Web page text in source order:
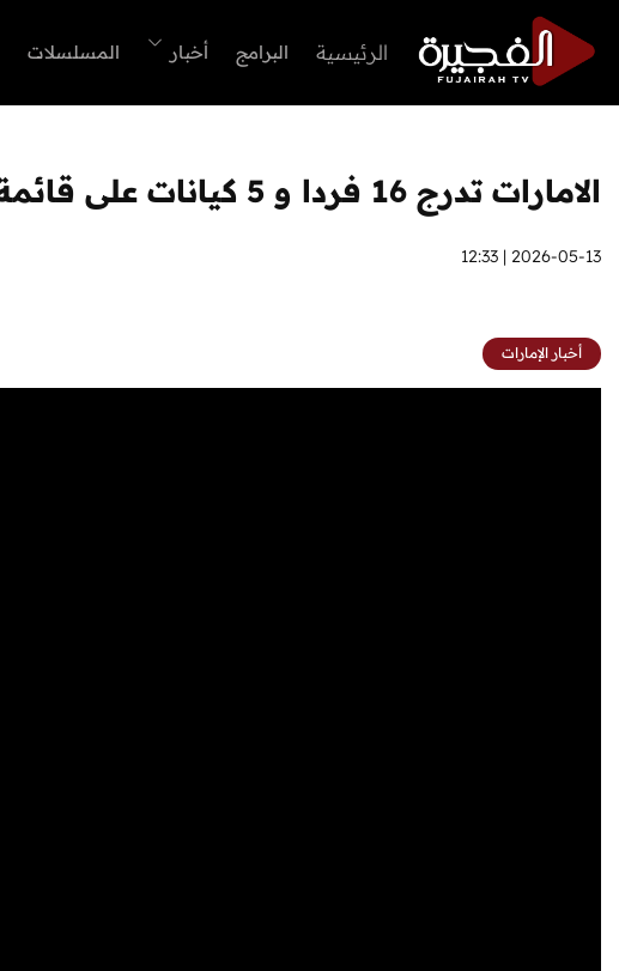
الرئيسية البرامج أخبار المسلسلات
الامارات تدرج 16 فردا و 5 كيانات على قائمة الارهاب المحلية لارتباطهم بحزب الله اللبناني
2026-05-13 | 12:33
أخبار الإمارات